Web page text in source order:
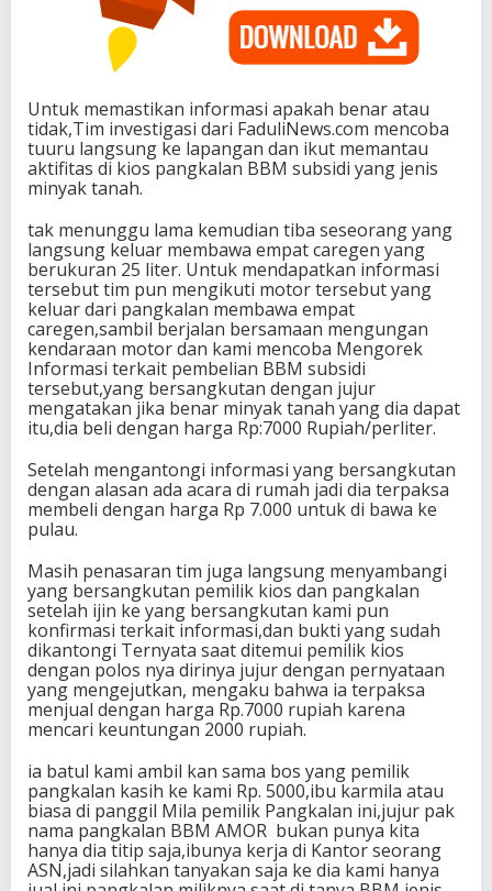
Untuk memastikan informasi apakah benar atau
tidak,Tim investigasi dari FaduliNews.com mencoba
tuuru langsung ke lapangan dan ikut memantau
aktifitas di kios pangkalan BBM subsidi yang jenis
minyak tanah.
tak menunggu lama kemudian tiba seseorang yang
langsung keluar membawa empat caregen yang
berukuran 25 liter. Untuk mendapatkan informasi
tersebut tim pun mengikuti motor tersebut yang
keluar dari pangkalan membawa empat
caregen,sambil berjalan bersamaan mengungan
kendaraan motor dan kami mencoba Mengorek
Informasi terkait pembelian BBM subsidi
tersebut,yang bersangkutan dengan jujur
mengatakan jika benar minyak tanah yang dia dapat
itu,dia beli dengan harga Rp:7000 Rupiah/perliter.
Setelah mengantongi informasi yang bersangkutan
dengan alasan ada acara di rumah jadi dia terpaksa
membeli dengan harga Rp 7.000 untuk di bawa ke
pulau.
Masih penasaran tim juga langsung menyambangi
yang bersangkutan pemilik kios dan pangkalan
setelah ijin ke yang bersangkutan kami pun
konfirmasi terkait informasi,dan bukti yang sudah
dikantongi Ternyata saat ditemui pemilik kios
dengan polos nya dirinya jujur dengan pernyataan
yang mengejutkan, mengaku bahwa ia terpaksa
menjual dengan harga Rp.7000 rupiah karena
mencari keuntungan 2000 rupiah.
ia batul kami ambil kan sama bos yang pemilik
pangkalan kasih ke kami Rp. 5000,ibu karmila atau
biasa di panggil Mila pemilik Pangkalan ini,jujur pak
nama pangkalan BBM AMOR bukan punya kita
hanya dia titip saja,ibunya kerja di Kantor seorang
ASN,jadi silahkan tanyakan saja ke dia kami hanya